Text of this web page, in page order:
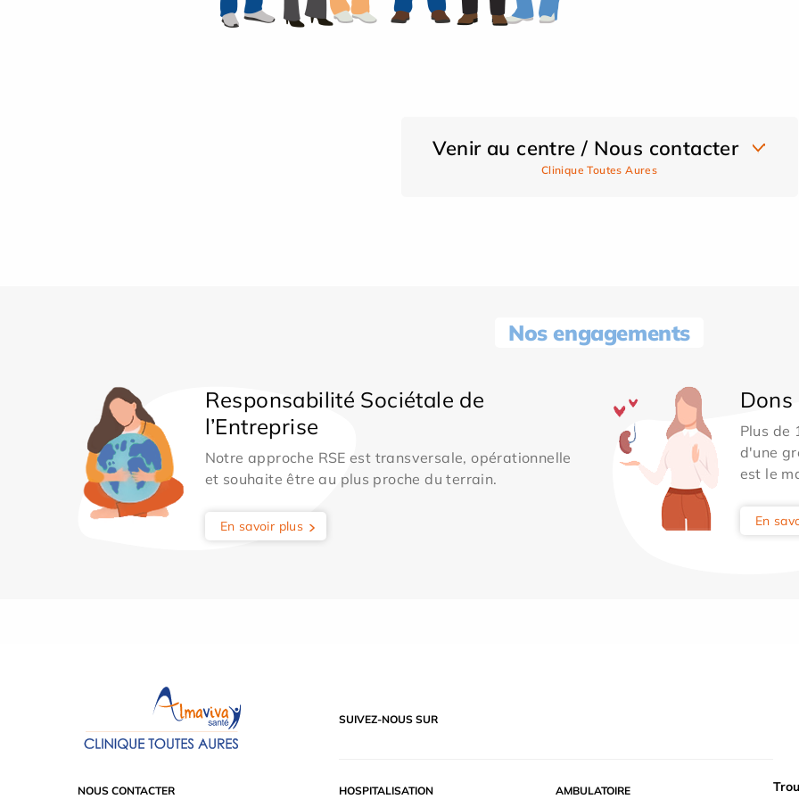
Venir au centre / Nous contacter
Clinique Toutes Aures
Nos engagements
Responsabilité Sociétale de
l’Entreprise
Notre approche RSE est transversale, opérationnelle
et souhaite être au plus proche du terrain.
En savoir plus
Plus de
d'une
est le
En
SUIVEZ-NOUS SUR
NOUS CONTACTER HOSPITALISATION AMBULATOIRE